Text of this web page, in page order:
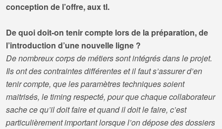
conception de l’offre, aux tl.
De quoi doit-on tenir compte lors de la préparation, de
l’introduction d’une nouvelle ligne ?
De nombreux corps de métiers sont intégrés dans le projet.
Ils ont des contraintes différentes et il faut s’assurer d’en
tenir compte, que les paramètres techniques soient
maitrisés, le timing respecté, pour que chaque collaborateur
sache ce qu’il doit faire et quand il doit le faire, c’est
particulièrement important lorsque l’on dépose des dossiers